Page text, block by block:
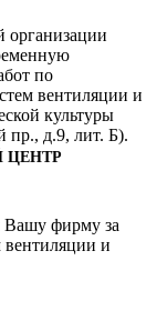
организации
по
вентиляции и
культуры
д.9, лит. Б).
ЦЕНТР
фирму за
вентиляции и